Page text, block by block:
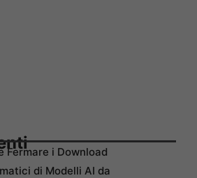
Fermare i Download
di Modelli AI da